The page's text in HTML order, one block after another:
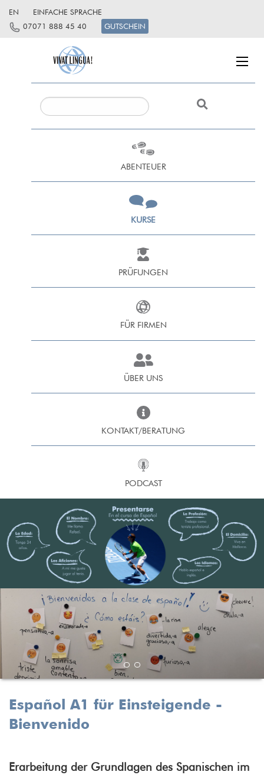
EN
EINFACHE SPRACHE
07071 888 45 40
GUTSCHEIN
ABENTEUER
KURSE
PRÜFUNGEN
FÜR FIRMEN
ÜBER UNS
KONTAKT/BERATUNG
PODCAST
Español A1 für Einsteigende -
Bienvenido
Erarbeitung der Grundlagen des Spanischen im